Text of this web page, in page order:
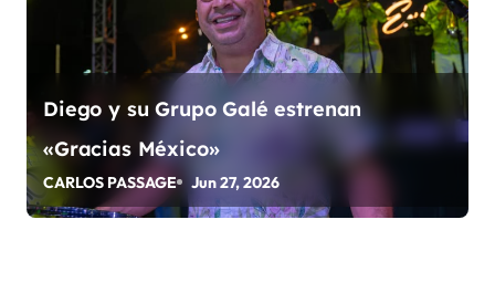
Diego y su Grupo Galé estrenan
«Gracias México»
CARLOS PASSAGE Jun 27, 2026